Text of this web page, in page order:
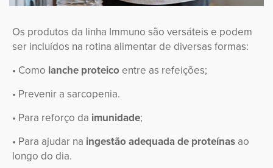
Os produtos da linha Immuno são versáteis e podem
ser incluídos na rotina alimentar de diversas formas:
• Como lanche proteicoentre as refeições;
• Prevenir a sarcopenia.
• Para reforço da imunidade;
• Para ajudar na ingestão adequada de proteínas ao
longo do dia.